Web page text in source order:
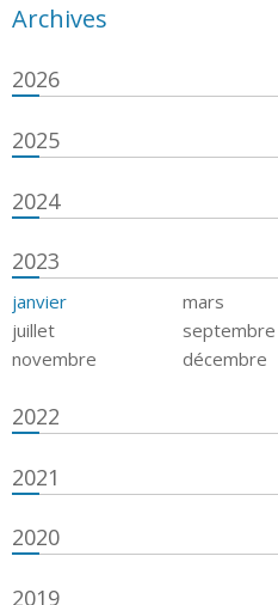
Archives
2026
2025
2024
2023
janvier mars
juillet
septembre
novembre
décembre
2022
2021
2020
2019